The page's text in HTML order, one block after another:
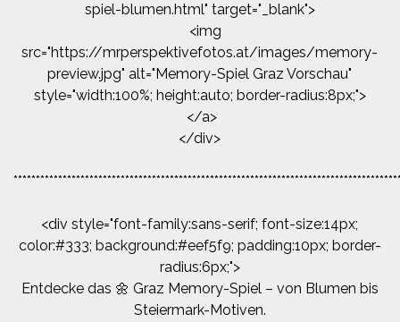
spiel-blumen.html" target="_blank">
<img
src="https://mrperspektivefotos.at/images/memory-
preview.jpg" alt="Memory-Spiel Graz Vorschau"
style="width:100%; height:auto; border-radius:8px;">
</a>
</div>
<div style="font-family:sans-serif; font-size:14px;
color:#333; background:#eef5f9; padding:10px; border-
radius:6px;">
Entdecke das 🌼 Graz Memory-Spiel – von Blumen bis
Steiermark-Motiven.